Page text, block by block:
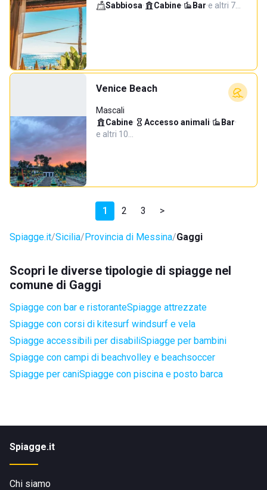
Sabbiosa· Cabine· Bar·e altri 7…
Venice Beach
Mascali
Cabine· Accesso animali· Bar·
e altri 10…
1 2 3 >
Spiagge.it Sicilia Provincia di Messina Gaggi
Scopri le diverse tipologie di spiagge nel
comune di Gaggi
Spiagge con bar e ristoranteSpiagge attrezzate
Spiagge con corsi di kitesurf windsurf e vela
Spiagge accessibili per disabiliSpiagge per bambini
Spiagge con campi di beachvolley e beachsoccer
Spiagge per caniSpiagge con piscina e posto barca
Spiagge.it
Chi siamo